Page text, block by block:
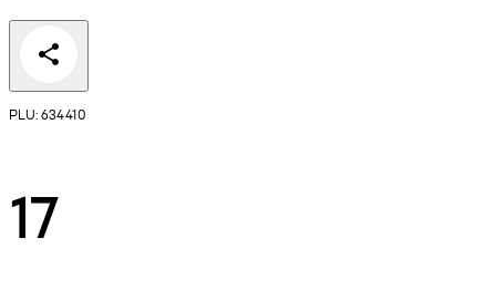
PLU: 634410
17